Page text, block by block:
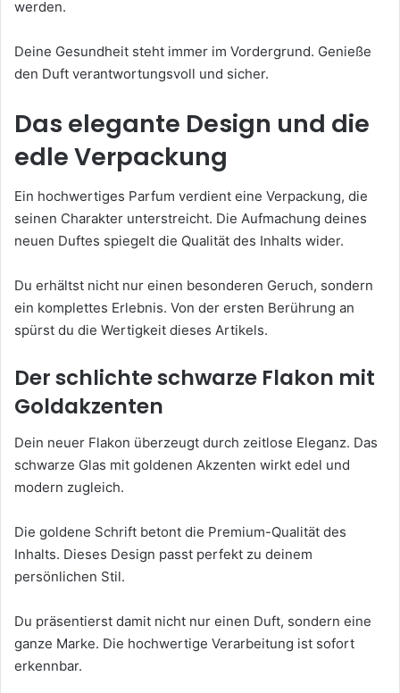
werden.
Deine Gesundheit steht immer im Vordergrund. Genieße
den Duft verantwortungsvoll und sicher.
Das elegante Design und die
edle Verpackung
Ein hochwertiges Parfum verdient eine Verpackung, die
seinen Charakter unterstreicht. Die Aufmachung deines
neuen Duftes spiegelt die Qualität des Inhalts wider.
Du erhältst nicht nur einen besonderen Geruch, sondern
ein komplettes Erlebnis. Von der ersten Berührung an
spürst du die Wertigkeit dieses Artikels.
Der schlichte schwarze Flakon mit
Goldakzenten
Dein neuer Flakon überzeugt durch zeitlose Eleganz. Das
schwarze Glas mit goldenen Akzenten wirkt edel und
modern zugleich.
Die goldene Schrift betont die Premium-Qualität des
Inhalts. Dieses Design passt perfekt zu deinem
persönlichen Stil.
Du präsentierst damit nicht nur einen Duft, sondern eine
ganze Marke. Die hochwertige Verarbeitung ist sofort
erkennbar.